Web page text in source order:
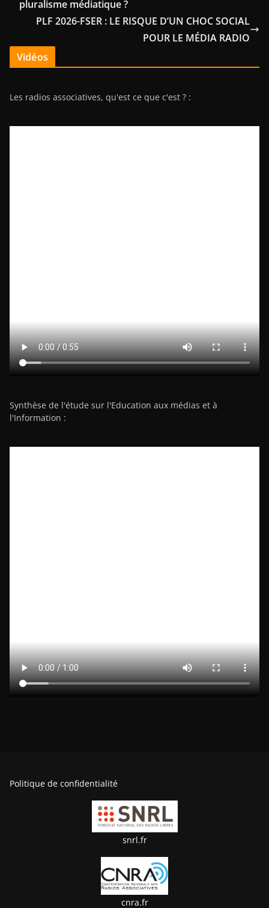
pluralisme médiatique ?
PLF 2026-FSER : LE RISQUE D’UN CHOC SOCIAL
POUR LE MÉDIA RADIO
Vidéos
Les radios associatives, qu'est ce que c'est ? :
Synthèse de l'étude sur l'Education aux médias et à
l'Information :
Politique de confidentialité
snrl.fr
cnra.fr